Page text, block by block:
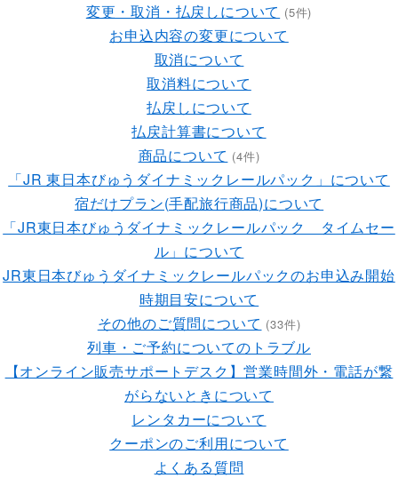
変更・取消・払戻しについて (5件)
お申込内容の変更について
取消について
取消料について
払戻しについて
払戻計算書について
商品について (4件)
「JR 東日本びゅうダイナミックレールパック」について
宿だけプラン(手配旅行商品)について
「JR東日本びゅうダイナミックレールパック タイムセー
ル」について
JR東日本びゅうダイナミックレールパックのお申込み開始
時期目安について
その他のご質問について (33件)
列車・ご予約についてのトラブル
【オンライン販売サポートデスク】営業時間外・電話が繋
がらないときについて
レンタカーについて
クーポンのご利用について
よくある質問